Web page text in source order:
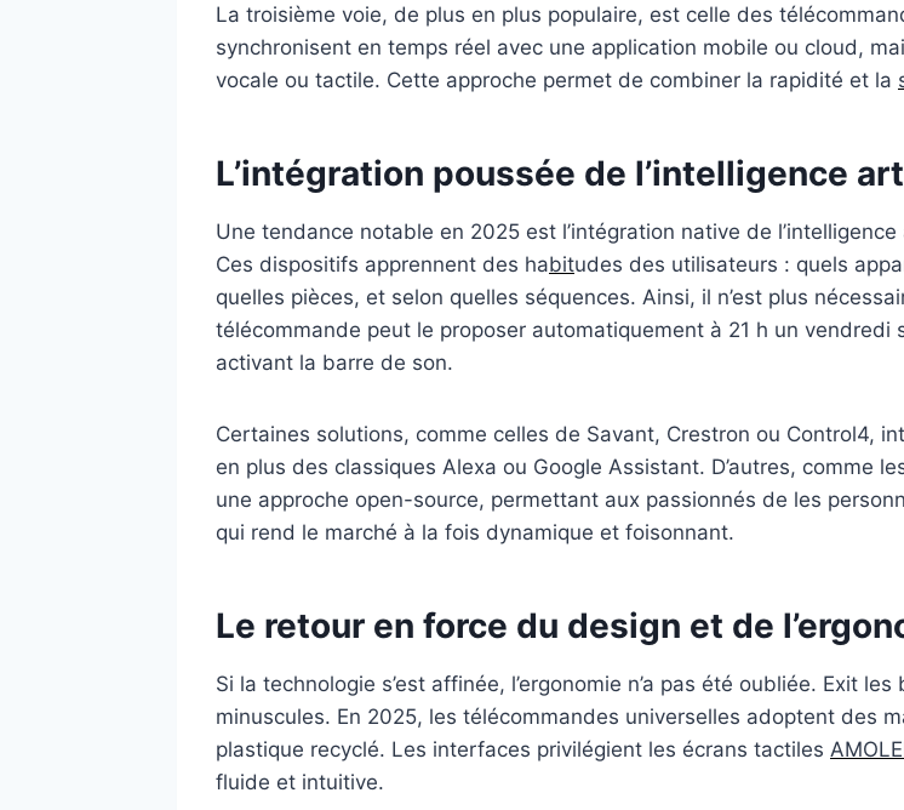
La troisième voie, de plus en plus populaire, est celle des
synchronisent en temps réel avec une application mobile ou cloud,
vocale ou tactile. Cette approche permet de combiner la rapidité et la
L’intégration poussée de l’intelligence
Une tendance notable en 2025 est l’intégration native de
Ces dispositifs apprennent des habitudes des utilisateurs : quels
quelles pièces, et selon quelles séquences. Ainsi, il n’est plus
télécommande peut le proposer automatiquement à 21 h un
activant la barre de son.
Certaines solutions, comme celles de Savant, Crestron ou Control4,
en plus des classiques Alexa ou Google Assistant. D’autres, comme
une approche open-source, permettant aux passionnés de les
qui rend le marché à la fois dynamique et foisonnant.
Le retour en force du design et de
Si la technologie s’est affinée, l’ergonomie n’a pas été oubliée. Exit
minuscules. En 2025, les télécommandes universelles adoptent des
plastique recyclé. Les interfaces privilégient les écrans tactiles
fluide et intuitive.